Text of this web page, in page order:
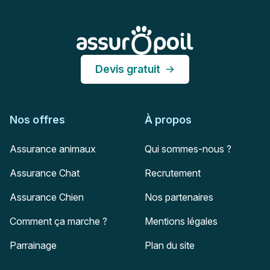
Devis gratuit
Nos offres
Assurance animaux
Assurance Chat
Assurance Chien
Comment ça marche ?
Parrainage
À propos
Qui sommes-nous ?
Recrutement
Nos partenaires
Mentions légales
Plan du site